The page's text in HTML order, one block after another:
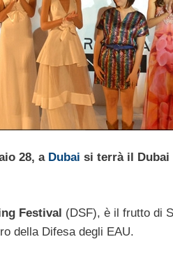
28, a Dubai si terrà il Dubai
Festival (DSF), è il frutto di
della Difesa degli EAU.